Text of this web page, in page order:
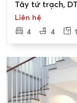
Tây tứ trạch,
Liên hệ
4
4